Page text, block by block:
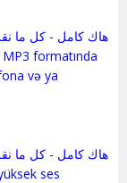
MP3 formatında
və ya
ses